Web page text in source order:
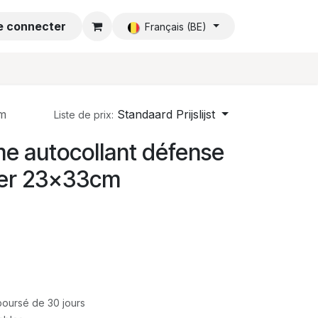
Accueil
connecter Français (BE)
Liste de prix: Standaard Prijslijst
autocollant défense
23x33cm
de 30 jours